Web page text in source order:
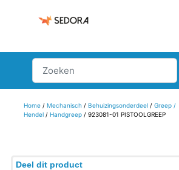
Home/ Mechanisch/ Behuizingsonderdeel/ Greep /
Hendel/ Handgreep/ 923081-01 PISTOOLGREEP
Deel dit product